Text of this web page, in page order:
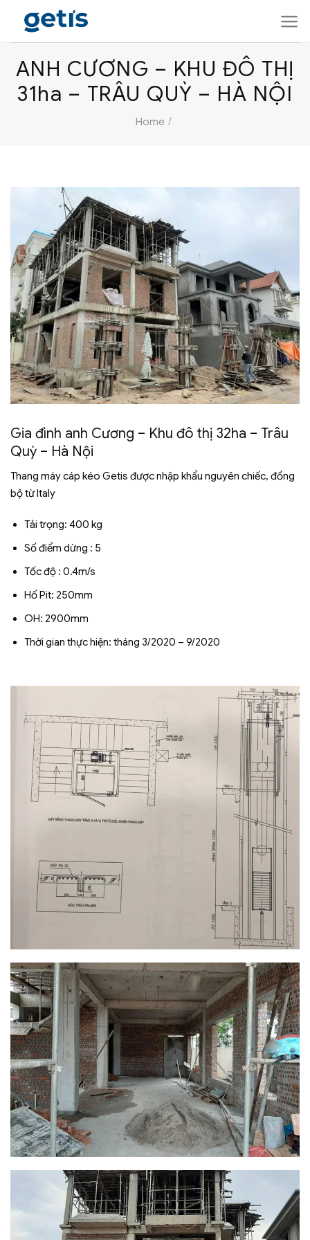
content
ANH CƯƠNG – KHU ĐÔ THỊ
31ha – TRÂU QUỲ – HÀ NỘI
Home /
Gia đình anh Cương – Khu đô thị 32ha – Trâu
Quỳ – Hà Nội
Thang máy cáp kéo Getis được nhập khẩu nguyên chiếc, đồng
bộ từ Italy
Tải trọng: 400 kg
Số điểm dừng : 5
Tốc độ : 0.4m/s
Hố Pit: 250mm
OH: 2900mm
Thời gian thực hiện: tháng 3/2020 – 9/2020